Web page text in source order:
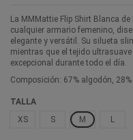
La MMMattie Flip Shirt Blanca
cualquier armario femenino,
elegante y versátil. Su silueta
mientras que el tejido
excepcional durante todo el día.
Composición: 67% algodón,
TALLA
XS
S M L